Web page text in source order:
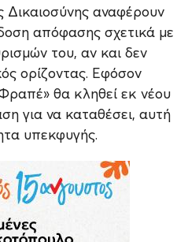
αναφέρουν
απόφασης σχετικά με
του, αν και δεν
ορίζοντας. Εφόσον
θα κληθεί εκ νέου
για να καταθέσει, αυτή
υπεκφυγής.